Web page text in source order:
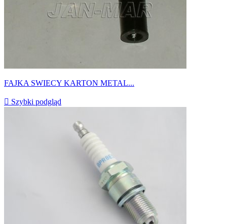
FAJKA SWIECY KARTON METAL...
 Szybki podgląd